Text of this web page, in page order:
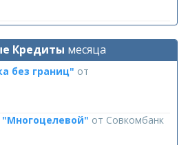
Кредиты месяца
без границ" от
от Совкомбанк